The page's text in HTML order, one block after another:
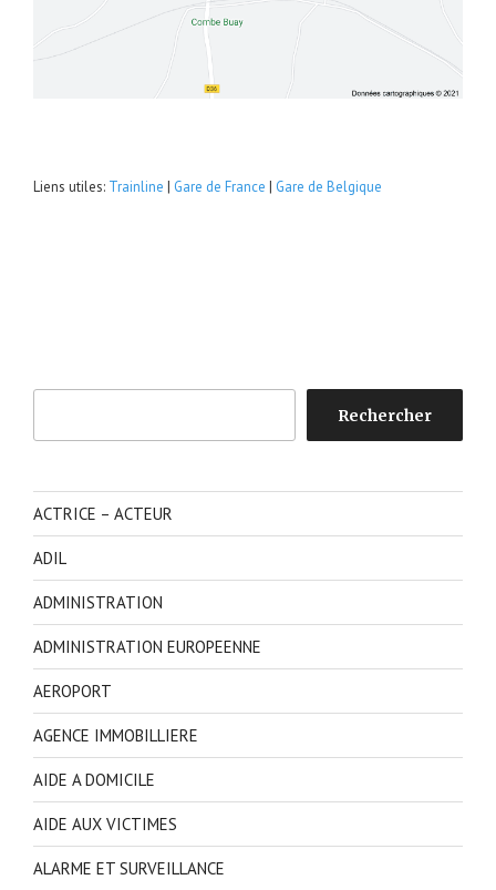
Liens utiles: Trainline | Gare de France | Gare de Belgique
Rechercher
ACTRICE – ACTEUR
ADIL
ADMINISTRATION
ADMINISTRATION EUROPEENNE
AEROPORT
AGENCE IMMOBILLIERE
AIDE A DOMICILE
AIDE AUX VICTIMES
ALARME ET SURVEILLANCE